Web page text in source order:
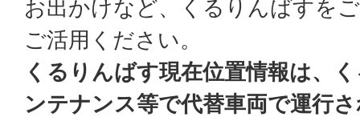
お出かけなど、くるりんばすを
ご活用ください。
くるりんばす現在位置情報は、
ンテナンス等で代替車両で運行